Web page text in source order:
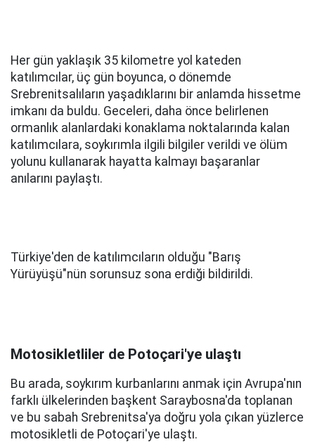
Her gün yaklaşık 35 kilometre yol kateden
katılımcılar, üç gün boyunca, o dönemde
Srebrenitsalıların yaşadıklarını bir anlamda hissetme
imkanı da buldu. Geceleri, daha önce belirlenen
ormanlık alanlardaki konaklama noktalarında kalan
katılımcılara, soykırımla ilgili bilgiler verildi ve ölüm
yolunu kullanarak hayatta kalmayı başaranlar
anılarını paylaştı.
Türkiye'den de katılımcıların olduğu "Barış
Yürüyüşü"nün sorunsuz sona erdiği bildirildi.
Motosikletliler de Potoçari'ye ulaştı
Bu arada, soykırım kurbanlarını anmak için Avrupa'nın
farklı ülkelerinden başkent Saraybosna'da toplanan
ve bu sabah Srebrenitsa'ya doğru yola çıkan yüzlerce
motosikletli de Potoçari'ye ulaştı.